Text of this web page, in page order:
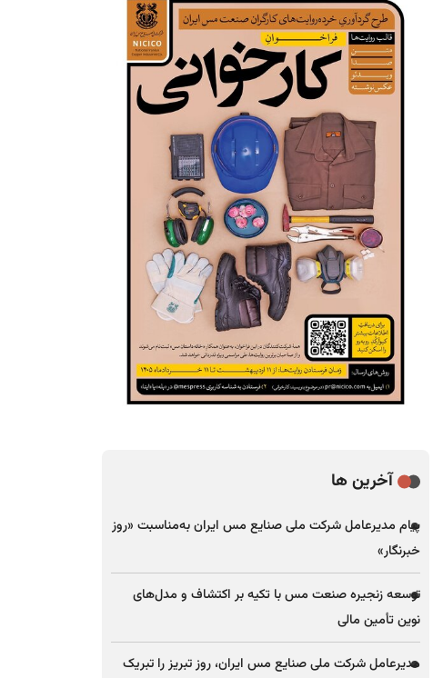
آخرین ها
پیام مدیرعامل شرکت ملی صنایع مس ایران به‌مناسبت «روز
خبرنگار»
توسعه زنجیره صنعت مس با تکیه بر اکتشاف و مدل‌های
نوین تأمین مالی
مدیرعامل شرکت ملی صنایع مس ایران، روز تبریز را تبریک